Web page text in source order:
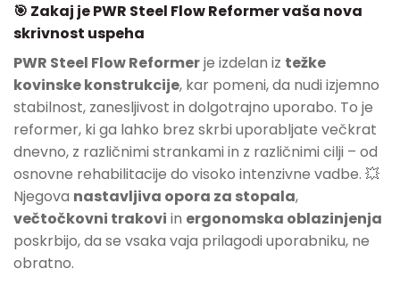
🎯 Zakaj je PWR Steel Flow Reformer vaša nova
skrivnost uspeha
PWR Steel Flow Reformerje izdelan iz težke
kovinske konstrukcije, kar pomeni, da nudi izjemno
stabilnost, zanesljivost in dolgotrajno uporabo. To je
reformer, ki ga lahko brez skrbi uporabljate večkrat
dnevno, z različnimi strankami in z različnimi cilji – od
osnovne rehabilitacije do visoko intenzivne vadbe. 💥
Njegova nastavljiva opora za stopala,
večtočkovni trakovi in ergonomska oblazinjenja
poskrbijo, da se vsaka vaja prilagodi uporabniku, ne
obratno.